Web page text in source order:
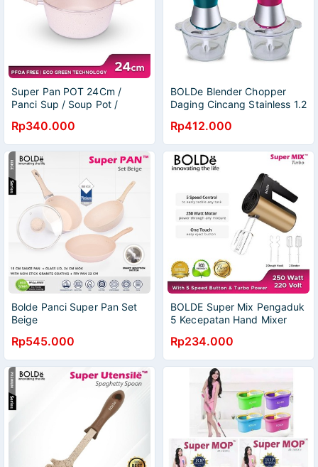
Super Pan POT 24Cm /
Panci Sup / Soup Pot /
Rp340.000
BOLDe Blender Chopper
Daging Cincang Stainless 1.2
Rp412.000
Bolde Panci Super Pan Set
Beige
Rp545.000
BOLDE Super Mix Pengaduk
5 Kecepatan Hand Mixer
Rp234.000